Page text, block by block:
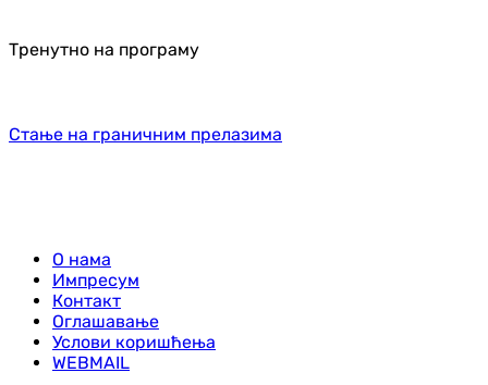
Тренутно на програму
Стање на граничним прелазима
О нама
Импресум
Контакт
Оглашавање
Услови коришћења
WEBMAIL